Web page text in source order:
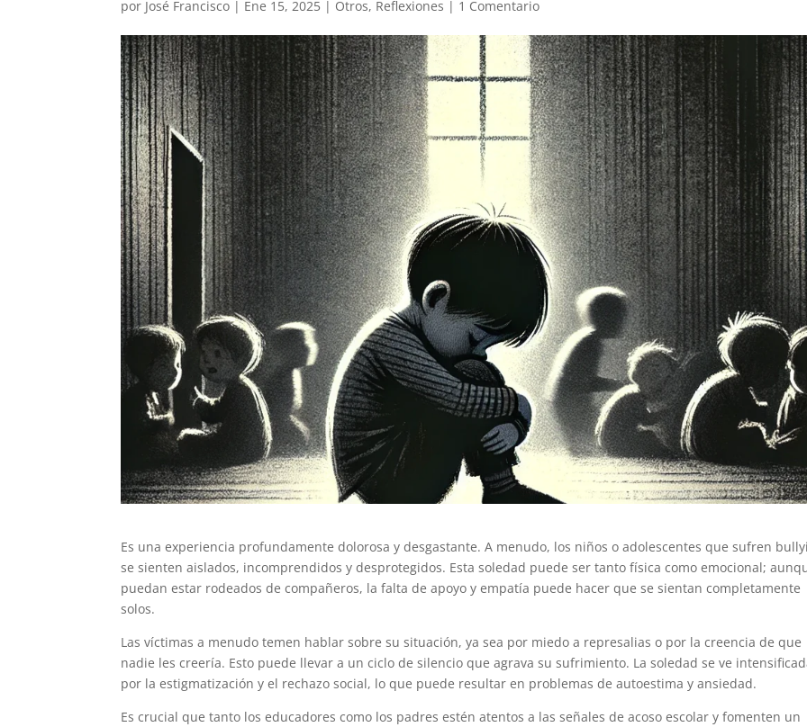
por José Francisco | Ene 15, 2025 | Otros, Reflexiones | 1 Comentario
Es una experiencia profundamente dolorosa y desgastante. A menudo, los niños o adolescentes que sufren
se sienten aislados, incomprendidos y desprotegidos. Esta soledad puede ser tanto física como emocional;
puedan estar rodeados de compañeros, la falta de apoyo y empatía puede hacer que se sientan completamente
solos.
Las víctimas a menudo temen hablar sobre su situación, ya sea por miedo a represalias o por lacreencia de que
nadie les creería. Esto puede llevar a un ciclo de silencio que agrava su sufrimiento. La soledad se ve
por la estigmatización y el rechazo social, lo que puede resultar en problemas de autoestima y ansiedad.
Es crucial que tanto los educadores como los padres estén atentos a las señales de acoso escolar y fomenten un